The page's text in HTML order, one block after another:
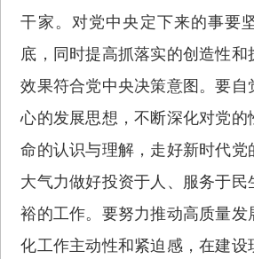
干家。对党中央定下来的事要
底，同时提高抓落实的创造性和
效果符合党中央决策意图。要自
心的发展思想，不断深化对党的
命的认识与理解，走好新时代党
大气力做好投资于人、服务于民
裕的工作。要努力推动高质量发
化工作主动性和紧迫感，在建设